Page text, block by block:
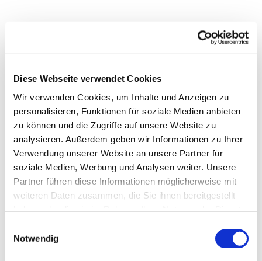
Diese Webseite verwendet Cookies
Wir verwenden Cookies, um Inhalte und Anzeigen zu
personalisieren, Funktionen für soziale Medien anbieten
zu können und die Zugriffe auf unsere Website zu
analysieren. Außerdem geben wir Informationen zu Ihrer
Verwendung unserer Website an unsere Partner für
soziale Medien, Werbung und Analysen weiter. Unsere
Partner führen diese Informationen möglicherweise mit
weiteren Daten zusammen, die Sie ihnen bereitgestellt
Notwendig
Dies könnte Sie auch
interessieren